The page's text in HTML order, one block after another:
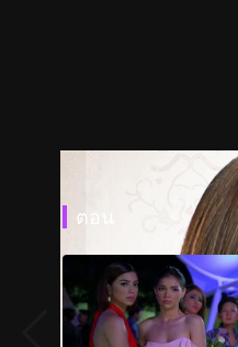
ตอน